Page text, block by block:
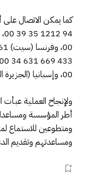
00، وإسبانيا (الجزيرة الخضراء) 700 540 632 43 00.
أطر المؤسسة
ومتطوعين للاستماع
ومساعدتهم وتقديم